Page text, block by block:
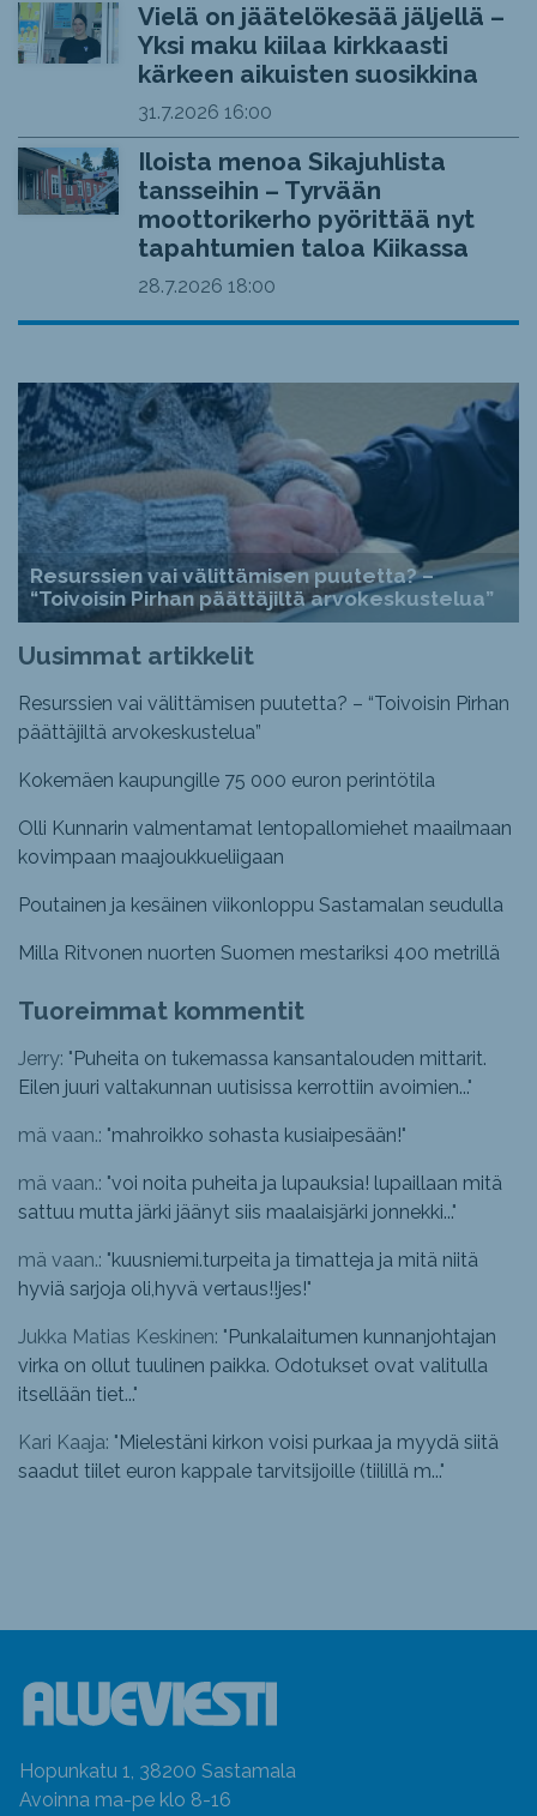
Vielä on jäätelökesää jäljellä –
Yksi maku kiilaa kirkkaasti
kärkeen aikuisten suosikkina
31.7.2026 16:00
Iloista menoa Sikajuhlista
tansseihin – Tyrvään
moottorikerho pyörittää nyt
tapahtumien taloa Kiikassa
28.7.2026 18:00
Resurssien vai välittämisen puutetta? –
“Toivoisin Pirhan päättäjiltä arvokeskustelua”
Uusimmat artikkelit
Resurssien vai välittämisen puutetta? – “Toivoisin Pirhan
päättäjiltä arvokeskustelua”
Kokemäen kaupungille 75 000 euron perintötila
Olli Kunnarin valmentamat lentopallomiehet maailmaan
kovimpaan maajoukkueliigaan
Poutainen ja kesäinen viikonloppu Sastamalan seudulla
Milla Ritvonen nuorten Suomen mestariksi 400 metrillä
Tuoreimmat kommentit
Jerry: "Puheita on tukemassa kansantalouden mittarit.
Eilen juuri valtakunnan uutisissa kerrottiin avoimien..."
mä vaan.: "mahroikko sohasta kusiaipesään!"
mä vaan.: "voi noita puheita ja lupauksia! lupaillaan mitä
sattuu mutta järki jäänyt siis maalaisjärki jonnekki..."
mä vaan.: "kuusniemi.turpeita ja timatteja ja mitä niitä
hyviä sarjoja oli,hyvä vertaus!!jes!"
Jukka Matias Keskinen: "Punkalaitumen kunnanjohtajan
virka on ollut tuulinen paikka. Odotukset ovat valitulla
itsellään tiet..."
Kari Kaaja: "Mielestäni kirkon voisi purkaa ja myydä siitä
saadut tiilet euron kappale tarvitsijoille (tiilillä m..."
Hopunkatu 1, 38200 Sastamala
Avoinna ma-pe klo 8-16